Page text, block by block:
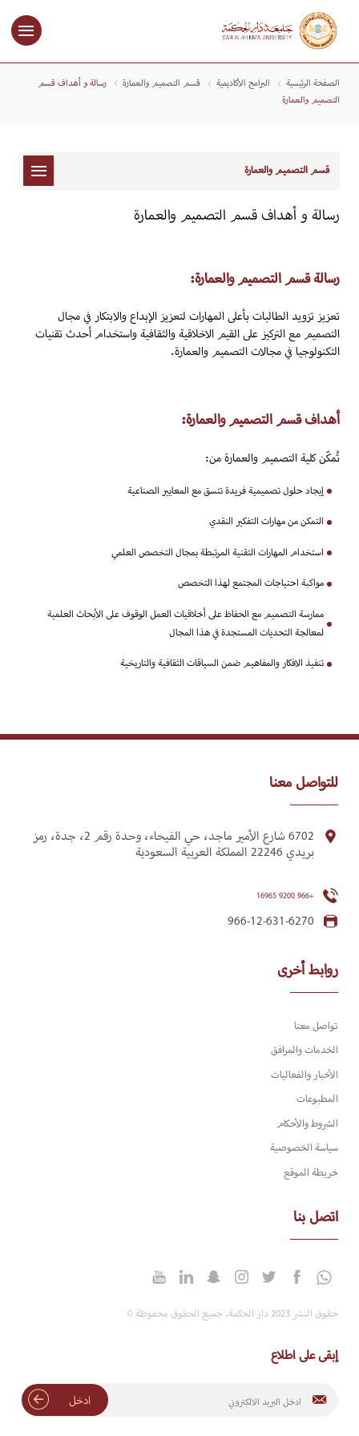
الصفحة الرئيسية البرامج الأكاديمية قسم التصميم والعمارة
رسالة و أهداف قسم
التصميم والعمارة
قسم التصميم والعمارة
رسالة و أهداف قسم التصميم والعمارة
رسالة قسم التصميم والعمارة:
تعزيز تزويد الطالبات بأعلى المهارات لتعزيز الإبداع والابتكار في مجال
التصميم مع التركيز على القيم الاخلاقية والثقافية واستخدام أحدث تقنيات
التكنولوجيا في مجالات التصميم والعمارة.
أهداف قسم التصميم والعمارة:
تُمكّن كلية التصميم والعمارة من:
إيجاد حلول تصميمية فريدة تتسق مع المعايير الصناعية
التمكن من مهارات التفكير النقدي
استخدام المهارات التقنية المرتبطة بمجال التخصص العلمي
مواكبة احتياجات المجتمع لهذا التخصص
ممارسة التصميم مع الحفاظ على أخلاقيات العمل الوقوف على الأبحاث العلمية
لمعالجة التحديات المستجدة في هذا المجال
تنفيذ الافكار والمفاهيم ضمن السياقات الثقافية والتاريخية
للتواصل معنا
6702 شارع الأمير ماجد، حي الفيحاء، وحدة رقم 2، جدة، رمز
بريدي 22246 المملكة العربية السعودية
+966 9200 16965
966-12-631-6270
روابط أخرى
تواصل معنا
الخدمات والمرافق
الأخبار والفعاليات
المطبوعات
الشروط والأحكام
سياسة الخصوصية
خريطة الموقع
اتصل بنا
حقوق النشر 2023 دار الحكمة. جميع الحقوق محفوظة ©
إبقى على اطلاع
ادخل